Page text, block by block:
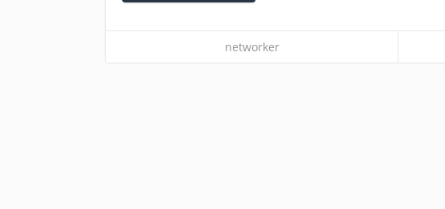
networker